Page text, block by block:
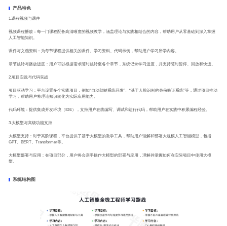
产品特色
1.课程视频与课件
视频课程播放：每一门课程配备高清晰度的视频教学，涵盖理论与实践相结合的内容，帮助用户从零基础到深入掌握
人工智能知识。
课件与文档资料：为每节课程提供相关的课件、学习资料、代码示例，帮助用户学习所学内容。
章节跳转与播放进度：用户可以根据需求随时跳转至各个章节，系统记录学习进度，并支持随时暂停、回放和快进。
2.项目实践与代码实战
项目驱动学习：平台设置多个实践项目，例如“自动驾驶系统开发”、“基于人脸识别的身份验证系统”等，通过项目推动
学习，帮助用户将理论知识转化为实际应用能力。
代码环境：提供集成开发环境（IDE），支持用户在线编写、调试和运行代码，帮助用户在实践中积累编程经验。
3.大模型与高级功能支持
大模型支持：对于高阶课程，平台提供了基于大模型的教学工具，帮助用户理解和部署大规模人工智能模型，包括
GPT、BERT、Transformer等。
大模型部署与应用：在项目部分，用户将会亲手操作大模型的部署与应用，理解并掌握如何在实际项目中使用大模
型。
系统结构图